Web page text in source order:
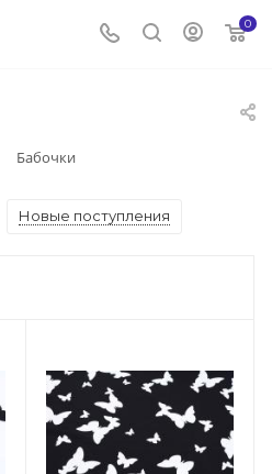
0
Бабочки
Новые поступления